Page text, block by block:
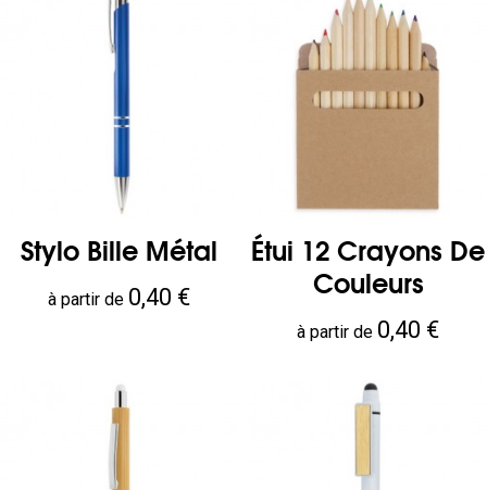
Stylo Bille Métal
Prix
à partir de 0,40 €
Étui 12 Crayons De
Couleurs
Prix
à partir de 0,40 €